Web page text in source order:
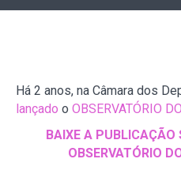
Há 2 anos, na Câmara dos
lançado o OBSERVATÓRIO
BAIXE A PUBLICAÇÃO
OBSERVATÓRIO